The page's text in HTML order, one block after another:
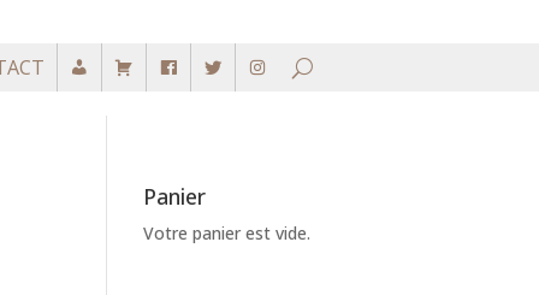
Panier
Votre panier est vide.